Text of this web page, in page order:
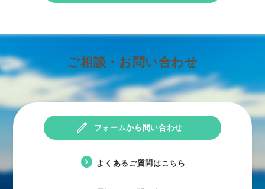
ご相談・お問い合わせ
edit フォームから問い合わせ
expand_circle_right よくあるご質問はこちら